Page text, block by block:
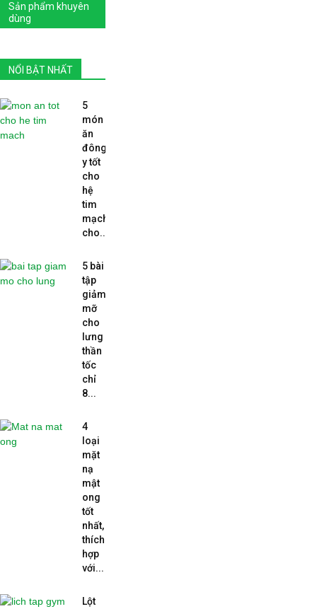
Sản phẩm khuyên
dùng
NỔI BẬT NHẤT
5
món
ăn
đông
y tốt
cho
hệ
tim
mạch
cho...
5 bài
tập
giảm
mỡ
cho
lưng
thần
tốc
chỉ
8...
4
loại
mặt
nạ
mật
ong
tốt
nhất,
thích
hợp
với...
Lột